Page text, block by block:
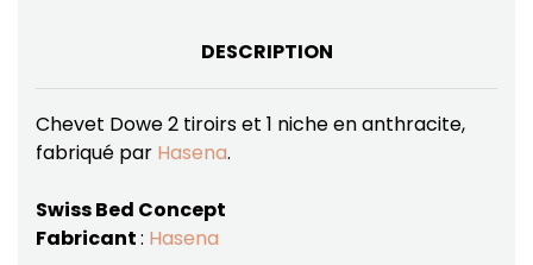
DESCRIPTION
Chevet Dowe 2 tiroirs et 1 niche en anthracite,
fabriqué par Hasena.
Swiss Bed Concept
Fabricant: Hasena